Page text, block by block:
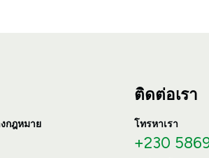
กฎหมาย
ติดต่อเรา
โทรหาเรา
+230